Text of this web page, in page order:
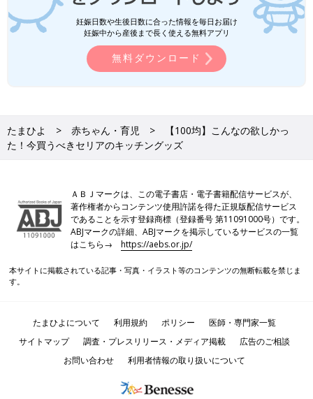
妊娠日数や生後日数に合った情報を毎日お届け
妊娠中から産後まで長く使える無料アプリ
無料ダウンロード
たまひよ 赤ちゃん・育児
【100均】こんなの欲しかっ
た！今買うべきセリアのキッチングッズ
ＡＢＪマークは、この電子書店・電子書籍配信サービスが、
著作権者からコンテンツ使用許諾を得た正規版配信サービス
であることを示す登録商標（登録番号 第11091000号）です。
ABJマークの詳細、ABJマークを掲示しているサービスの一覧
はこちら→https://aebs.or.jp/
本サイトに掲載されている記事・写真・イラスト等のコンテンツの無断転載を禁じま
す。
たまひよについて 利用規約 ポリシー
医師・専門家一覧
サイトマップ
調査・プレスリリース・メディア掲載
広告のご相談
お問い合わせ
利用者情報の取り扱いについて